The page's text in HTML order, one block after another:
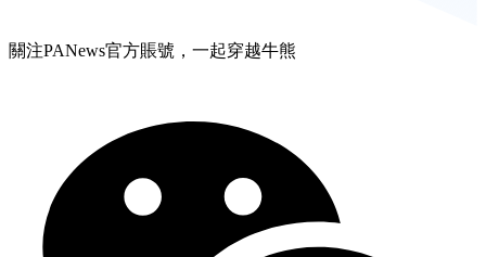
關注PANews官方賬號，一起穿越牛熊